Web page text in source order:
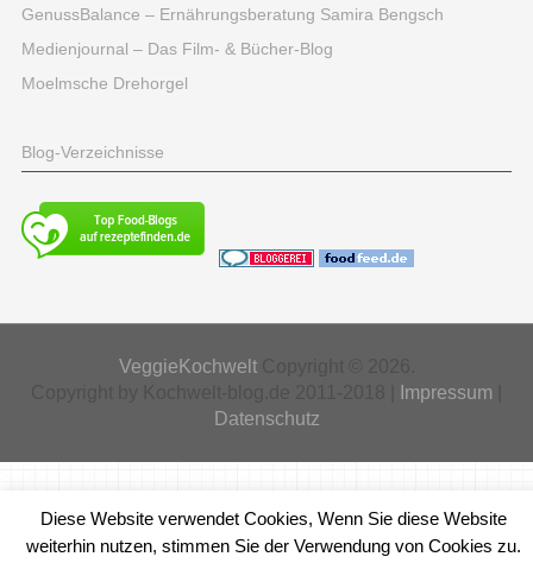
GenussBalance – Ernährungsberatung Samira Bengsch
Medienjournal – Das Film- & Bücher-Blog
Moelmsche Drehorgel
Blog-Verzeichnisse
VeggieKochweltCopyright © 2026.
Impressum
Datenschutz
Diese Website verwendet Cookies, Wenn Sie diese Website
weiterhin nutzen, stimmen Sie der Verwendung von Cookies zu.